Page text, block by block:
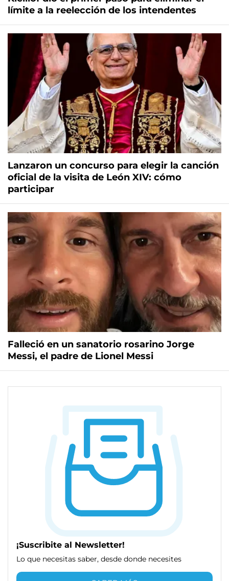
límite a la reelección de los intendentes
Lanzaron un concurso para elegir la canción
oficial de la visita de León XIV: cómo
participar
Falleció en un sanatorio rosarino Jorge
Messi, el padre de Lionel Messi
¡Suscribite al Newsletter!
Lo que necesitas saber, desde donde necesites